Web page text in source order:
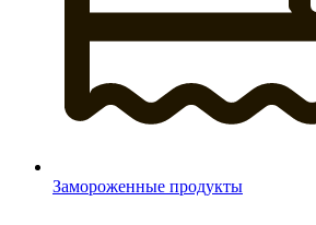
Замороженные продукты